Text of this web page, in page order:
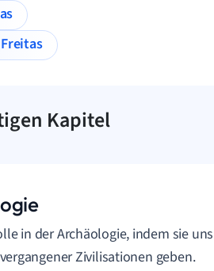
Kapitel
in der Archäologie, indem sie
Zivilisationen geben.